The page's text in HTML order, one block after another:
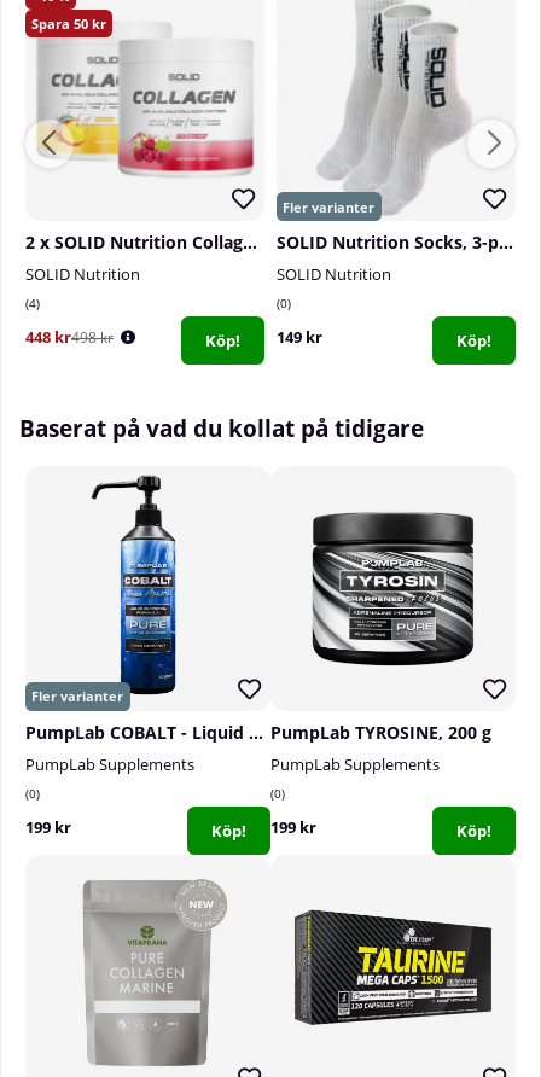
Antal doseringar per förpackning: 60
50
2 x SOLID Nutrition Collagen, 230 g
SOLID Nutrition
4
448 kr498 kr Köp!
SOLID Nutrition Socks, 3-pack, White
SOLID Nutrition
0
149 kr Köp!
Baserat på vad du kollat på tidigare
PumpLab COBALT - Liquid Glycerol, 500 ml
PumpLab Supplements
0
199 kr Köp!
PumpLab TYROSINE, 200 g
PumpLab Supplements
0
199 kr Köp!